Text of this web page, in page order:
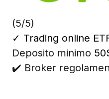
(5/5)
✓ Trading online
Deposito minimo
✔️ Broker